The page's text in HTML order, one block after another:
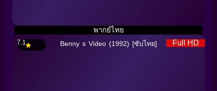
Full HD
พากย์ไทย
7.1 Benny s Video (1992) [ซับไทย]